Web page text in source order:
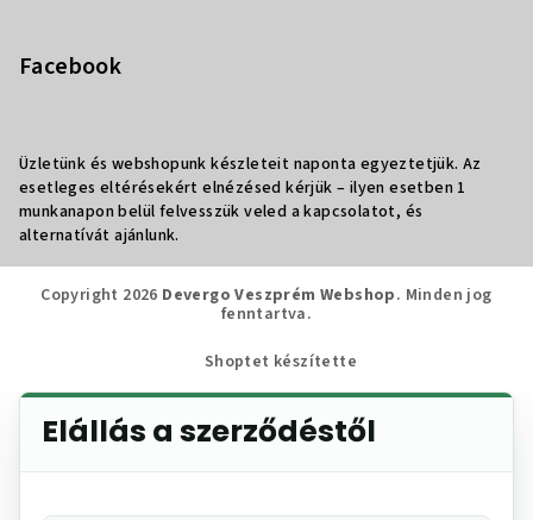
Facebook
Üzletünk és webshopunk készleteit naponta egyeztetjük. Az
esetleges eltérésekért elnézésed kérjük – ilyen esetben 1
munkanapon belül felvesszük veled a kapcsolatot, és
alternatívát ajánlunk.
Copyright 2026 Devergo Veszprém Webshop. Minden jog
fenntartva.
Shoptet készítette
Elállás a szerződéstől